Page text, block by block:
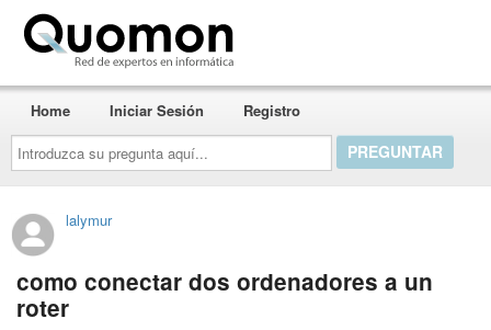
Introduzca
su
pregunta
aquí...
Home Iniciar Sesión Registro
lalymur
como conectar dos ordenadores a un
roter